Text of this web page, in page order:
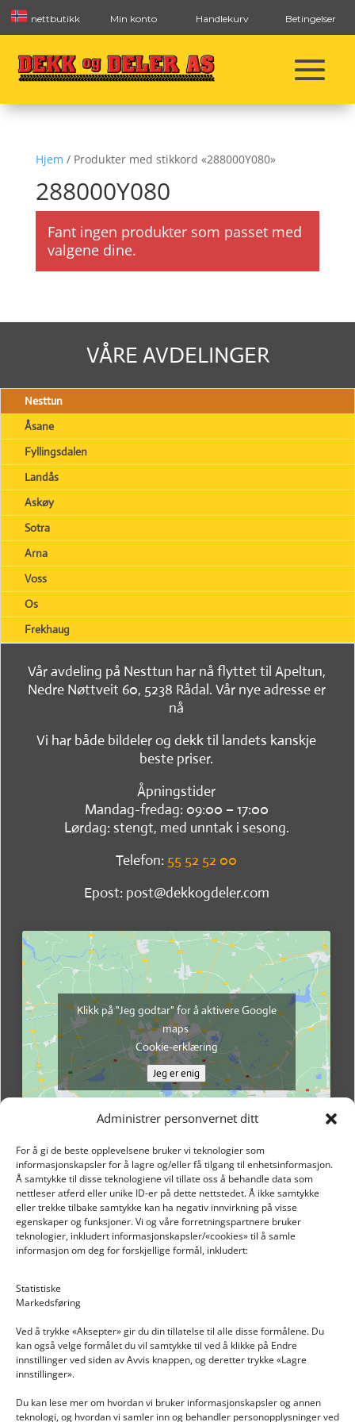
Administrer personvernet ditt
For å gi de beste opplevelsene bruker vi teknologier som
informasjonskapsler for å lagre og/eller få tilgang til enhetsinformasjon.
Å samtykke til disse teknologiene vil tillate oss å behandle data som
nettleser atferd eller unike ID-er på dette nettstedet. Å ikke samtykke
eller trekke tilbake samtykke kan ha negativ innvirkning på visse
egenskaper og funksjoner. Vi og våre forretningspartnere bruker
teknologier, inkludert informasjonskapsler/«cookies» til å samle
informasjon om deg for forskjellige formål, inkludert:
Statistiske
Markedsføring
Ved å trykke «Aksepter» gir du din tillatelse til alle disse formålene. Du
kan også velge formålet du vil samtykke til ved å klikke på Endre
innstillinger ved siden av Avvis knappen, og deretter trykke «Lagre
innstillinger».
Du kan lese mer om hvordan vi bruker informasjonskapsler og annen
teknologi, og hvordan vi samler inn og behandler personopplysninger ved
nettbutikk Min konto Handlekurv Betingelser
Hjem / Produkter med stikkord «288000Y080»
288000Y080
Fant ingen produkter som passet med
valgene dine.
VÅRE AVDELINGER
Nesttun
Åsane
Fyllingsdalen
Landås
Askøy
Sotra
Arna
Voss
Os
Frekhaug
Vår avdeling på Nesttun har nå flyttet til Apeltun,
Nedre Nøttveit 60, 5238 Rådal. Vår nye adresse er
nå
Vi har både bildeler og dekk til landets kanskje
beste priser.
Åpningstider
Mandag-fredag: 09:00 – 17:00
Lørdag: stengt, med unntak i sesong.
Telefon: 55 52 52 00
Epost: post@dekkogdeler.com
Klikk på "Jeg godtar" for å aktivere Google
maps
Cookie-erklæring
Jeg er enig
INFORMASJON